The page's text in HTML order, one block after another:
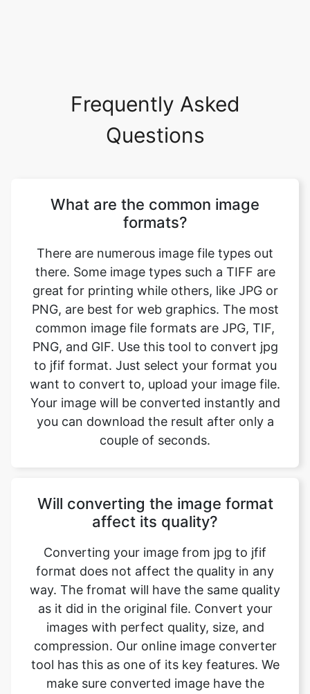
What are the common image
there. Some image types such a TIFF are
great for printing while others, like JPG or
PNG, are best for web graphics. The most
common image file formats are JPG, TIF,
PNG, and GIF. Use this tool to convert jpg
to jfif format. Just select your format you
want to convert to, upload your image file.
Your image will be converted instantly and
you can download the result after only a
couple of seconds.
Will converting the image format
format does not affect the quality in any
way. The fromat will have the same quality
as it did in the original file. Convert your
images with perfect quality, size, and
compression. Our online image converter
tool has this as one of its key features. We
make sure converted image have the
highest quality. Anyone with a phone,
tablet, laptop, or pc can access this tool
and use it for free.